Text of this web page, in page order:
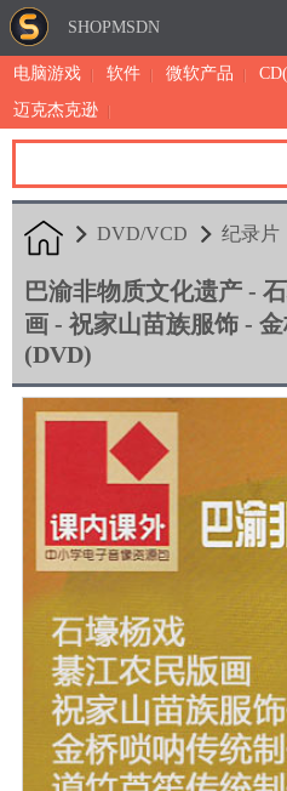
SHOPMSDN
电脑游戏 软件 微软产品
迈克杰克逊
累计注册：4875
DVD/VCD 纪录片
巴渝非物质文化遗产 -
画 - 祝家山苗族服饰 -
(DVD)